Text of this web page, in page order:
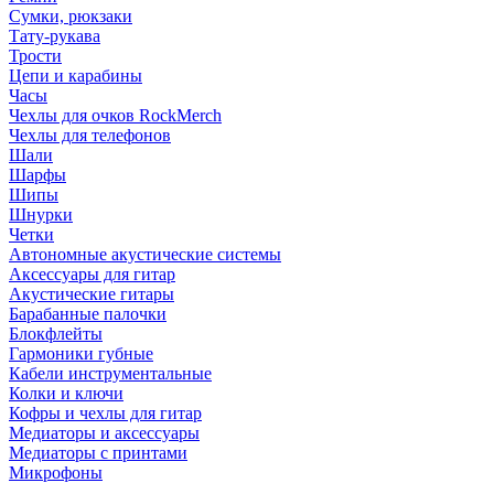
Сумки, рюкзаки
Тату-рукава
Трости
Цепи и карабины
Часы
Чехлы для очков RockMerch
Чехлы для телефонов
Шали
Шарфы
Шипы
Шнурки
Четки
Автономные акустические системы
Аксессуары для гитар
Акустические гитары
Барабанные палочки
Блокфлейты
Гармоники губные
Кабели инструментальные
Колки и ключи
Кофры и чехлы для гитар
Медиаторы и аксессуары
Медиаторы с принтами
Микрофоны